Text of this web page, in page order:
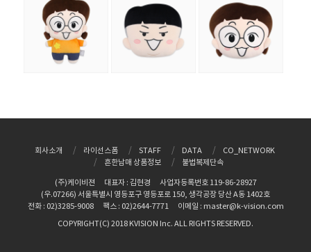
회사소개 라이선스폼 STAFF DATA
CO_NETWORK
흔한남매 상품정보
불법복제단속
(주)케이비젼 대표자 : 김현경
사업자등록번호 119-86-28927
(우.07266) 서울특별시 영등포구 영등포로 150, 생각공장 당산 A동 1402호
전화 : 02)3285-9008
팩스 : 02)2644-7771
이메일 : master@k-vision.com
COPYRIGHT(C) 2018 KVISION Inc. ALL RIGHTS RESERVED.